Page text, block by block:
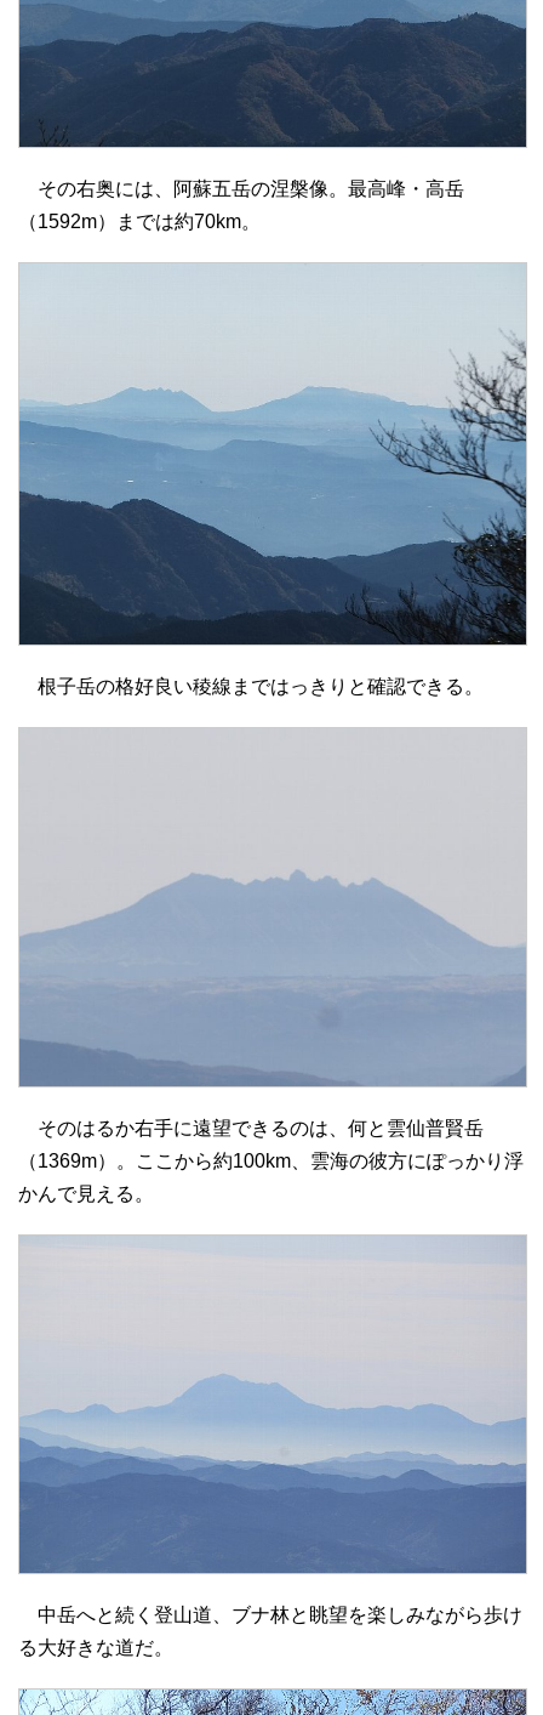
その右奥には、阿蘇五岳の涅槃像。最高峰・高岳
（1592m）までは約70km。
根子岳の格好良い稜線まではっきりと確認できる。
そのはるか右手に遠望できるのは、何と雲仙普賢岳
（1369m）。ここから約100km、雲海の彼方にぽっかり浮
かんで見える。
中岳へと続く登山道、ブナ林と眺望を楽しみながら歩け
る大好きな道だ。